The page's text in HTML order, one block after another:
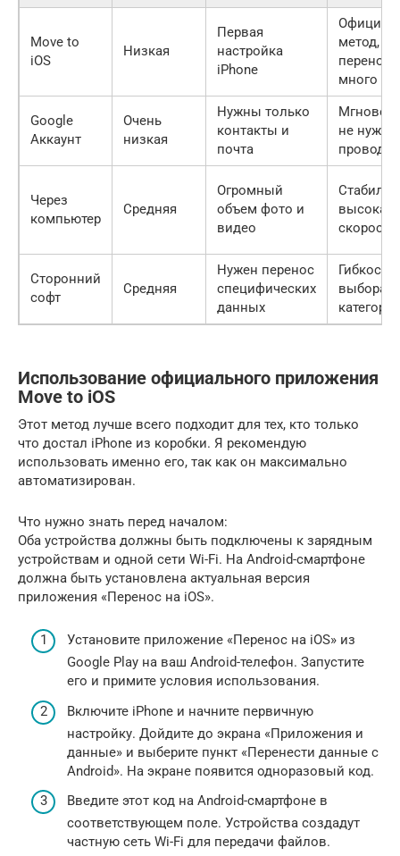
Move to
iOS
Низкая
Первая
настройка
iPhone
метод,
много
Google
Аккаунт
Очень
низкая
Нужны только
контакты и
почта
не нужны
провода
Через
компьютер
Средняя
Огромный
объем фото и
видео
высокая
скорость
Сторонний
софт
Средняя
Нужен перенос
специфических
данных
Гибкость
выбора
Использование официального приложения
Move to iOS
Этот метод лучше всего подходит для тех, кто только
что достал iPhone из коробки. Я рекомендую
использовать именно его, так как он максимально
автоматизирован.
Что нужно знать перед началом:
Оба устройства должны быть подключены к зарядным
устройствам и одной сети Wi-Fi. На Android-смартфоне
должна быть установлена актуальная версия
приложения «Перенос на iOS».
Установите приложение «Перенос на iOS» из
Google Play на ваш Android-телефон. Запустите
его и примите условия использования.
Включите iPhone и начните первичную
настройку. Дойдите до экрана «Приложения и
данные» и выберите пункт «Перенести данные с
Android». На экране появится одноразовый код.
Введите этот код на Android-смартфоне в
соответствующем поле. Устройства создадут
частную сеть Wi-Fi для передачи файлов.